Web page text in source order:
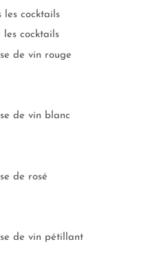
les cocktails
les cocktails
de vin rouge
de vin blanc
de rosé
de vin pétillant